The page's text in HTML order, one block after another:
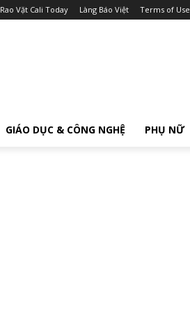
Rao Vặt Cali Today Làng Báo Việt Terms of Use
GIÁO DỤC & CÔNG NGHỆ PHỤ NỮ